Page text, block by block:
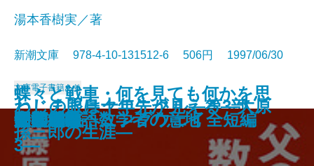
ねじまき鳥クロニクル―第3部
鳥刺し男編―
晏子〔一〕
晏子〔二〕
トゥインクル・ボーイ
流星たちの宴
陋巷に在り〔2〕呪の巻
リヴィエラを撃て〔上〕
リヴィエラを撃て〔下〕
天狗争乱
ポプラの秋
湯本香樹実／著
新潮文庫 978-4-10-131512-6 506円 1997/06/30
文庫電子書籍あり
父の威厳 数学者の意地
天鵞絨物語
家族趣味
牛への道
わしの眼は十年先が見える―大原
孫三郎の生涯―
母の影
閉鎖病棟
蝶々と戦車・何を見ても何かを思
いだす―ヘミングウェイ全短編
3―
明和絵暦
夕顔